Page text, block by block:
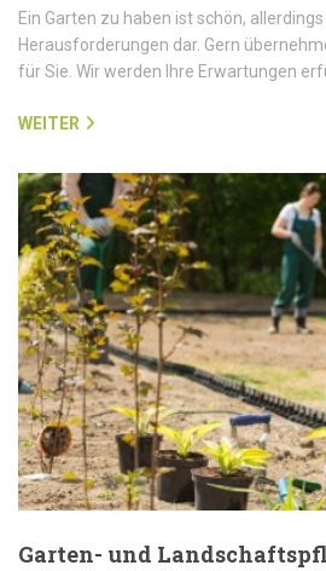
Ein Garten zu haben ist schön,
Herausforderungen dar. Gern
für Sie. Wir werden Ihre Erwartungen
WEITER
Garten- und